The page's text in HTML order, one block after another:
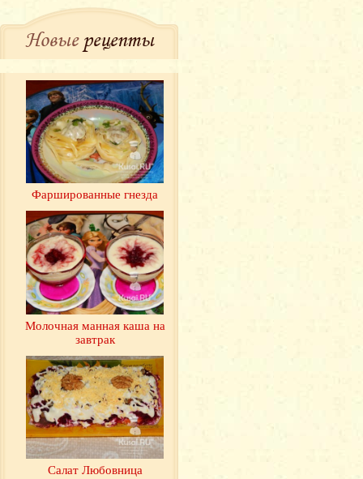
Новыерецепты
Фаршированные гнезда
Молочная манная каша на
завтрак
Салат Любовница